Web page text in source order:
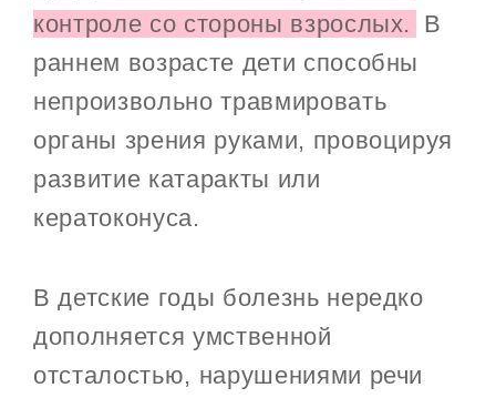
контроле со стороны взрослых.
В
раннем возрасте дети способны
непроизвольно травмировать
органы зрения руками, провоцируя
развитие катаракты или
кератоконуса.
В детские годы болезнь нередко
дополняется умственной
отсталостью, нарушениями речи